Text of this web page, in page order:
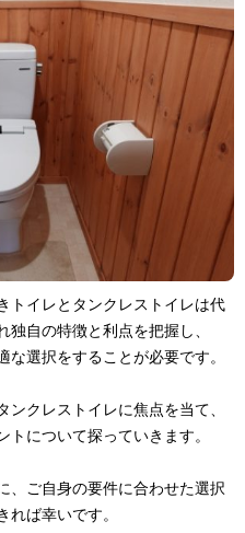
トイレとタンクレストイレは代
自の特徴と利点を把握し、
選択をすることが必要です。
クレストイレに焦点を当て、
について探っていきます。
、ご自身の要件に合わせた選択
れば幸いです。